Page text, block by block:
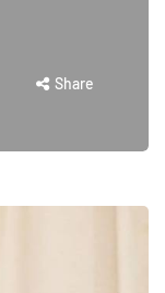
Share